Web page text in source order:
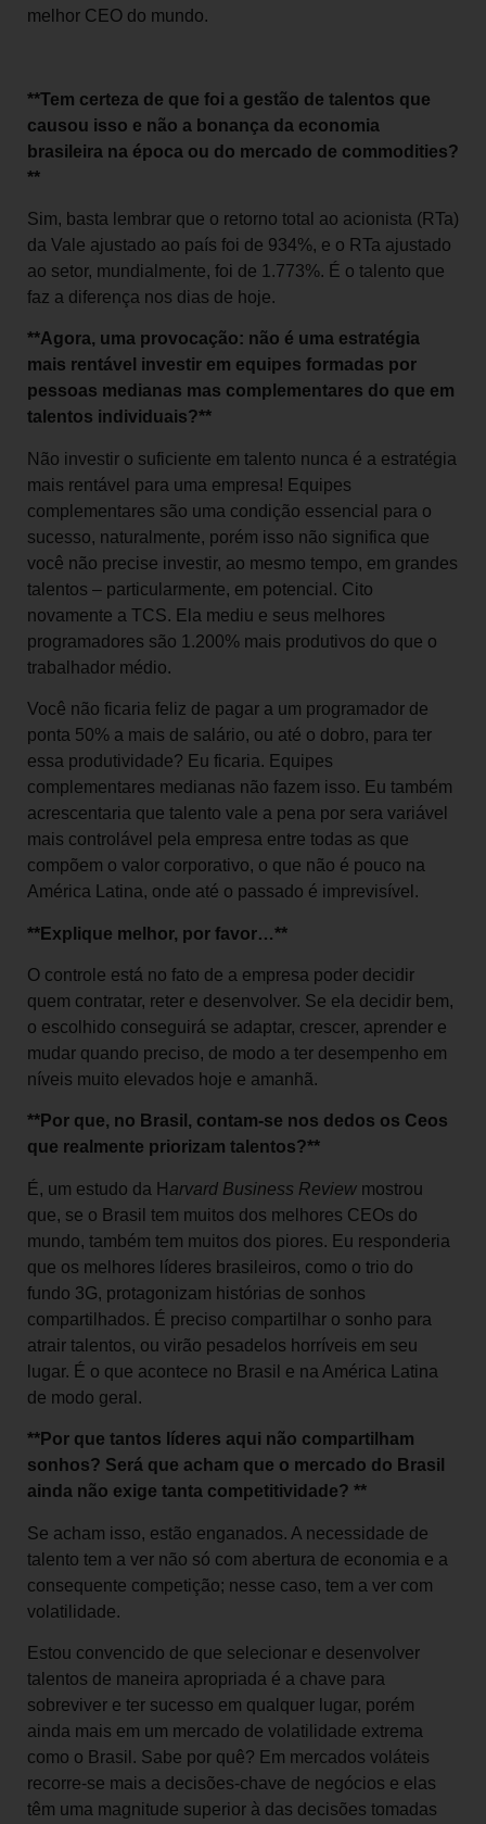
melhor CEO do mundo.
**Tem certeza de que foi a gestão de talentos que
causou isso e não a bonança da economia
brasileira na época ou do mercado de commodities?
**
Sim, basta lembrar que o retorno total ao acionista (RTa)
da Vale ajustado ao país foi de 934%, e o RTa ajustado
ao setor, mundialmente, foi de 1.773%. É o talento que
faz a diferença nos dias de hoje.
**Agora, uma provocação: não é uma estratégia
mais rentável investir em equipes formadas por
pessoas medianas mas complementares do que em
talentos individuais?**
Não investir o suficiente em talento nunca é a estratégia
mais rentável para uma empresa! Equipes
complementares são uma condição essencial para o
sucesso, naturalmente, porém isso não significa que
você não precise investir, ao mesmo tempo, em grandes
talentos – particularmente, em potencial. Cito
novamente a TCS. Ela mediu e seus melhores
programadores são 1.200% mais produtivos do que o
trabalhador médio.
Você não ficaria feliz de pagar a um programador de
ponta 50% a mais de salário, ou até o dobro, para ter
essa produtividade? Eu ficaria. Equipes
complementares medianas não fazem isso. Eu também
acrescentaria que talento vale a pena por sera variável
mais controlável pela empresa entre todas as que
compõem o valor corporativo, o que não é pouco na
América Latina, onde até o passado é imprevisível.
**Explique melhor, por favor…**
O controle está no fato de a empresa poder decidir
quem contratar, reter e desenvolver. Se ela decidir bem,
o escolhido conseguirá se adaptar, crescer, aprender e
mudar quando preciso, de modo a ter desempenho em
níveis muito elevados hoje e amanhã.
**Por que, no Brasil, contam-se nos dedos os Ceos
que realmente priorizam talentos?**
É, um estudo da Harvard Business Review mostrou
que, se o Brasil tem muitos dos melhores CEOs do
mundo, também tem muitos dos piores. Eu responderia
que os melhores líderes brasileiros, como o trio do
fundo 3G, protagonizam histórias de sonhos
compartilhados. É preciso compartilhar o sonho para
atrair talentos, ou virão pesadelos horríveis em seu
lugar. É o que acontece no Brasil e na América Latina
de modo geral.
**Por que tantos líderes aqui não compartilham
sonhos? Será que acham que o mercado do Brasil
ainda não exige tanta competitividade? **
Se acham isso, estão enganados. A necessidade de
talento tem a ver não só com abertura de economia e a
consequente competição; nesse caso, tem a ver com
volatilidade.
Estou convencido de que selecionar e desenvolver
talentos de maneira apropriada é a chave para
sobreviver e ter sucesso em qualquer lugar, porém
ainda mais em um mercado de volatilidade extrema
como o Brasil. Sabe por quê? Em mercados voláteis
recorre-se mais a decisões-chave de negócios e elas
têm uma magnitude superior à das decisões tomadas